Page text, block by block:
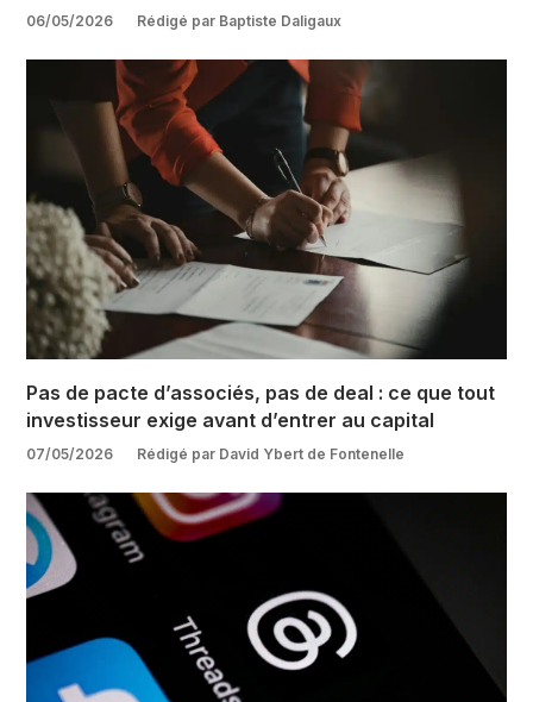
Pas de pacte d’associés, pas de deal : ce que tout
investisseur exige avant d’entrer au capital
07/05/2026 Rédigé par David Ybert de Fontenelle
06/05/2026 Rédigé par Baptiste Daligaux